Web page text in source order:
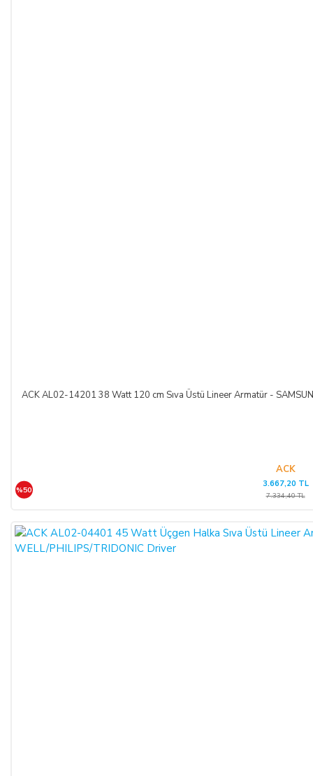
ACK AL02-14201 38 Watt 120 cm Sıva Üstü Lineer Armatür -
ACK
%50
3.667,20 TL
7.334,40 TL